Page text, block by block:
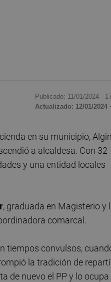
Publicado: 11/01/2024 ·
Actualizado: 12/01/2024
en su municipio,
a alcaldesa. Con 32
y una entidad locales
, graduada en Magisterio y
comarcal.
tiempos convulsos,
la tradición de
de nuevo el PP y lo ocupa